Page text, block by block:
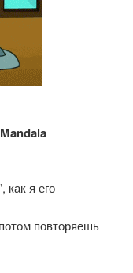
как я его
повторяешь